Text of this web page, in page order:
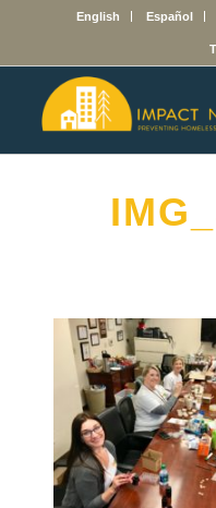
English Español